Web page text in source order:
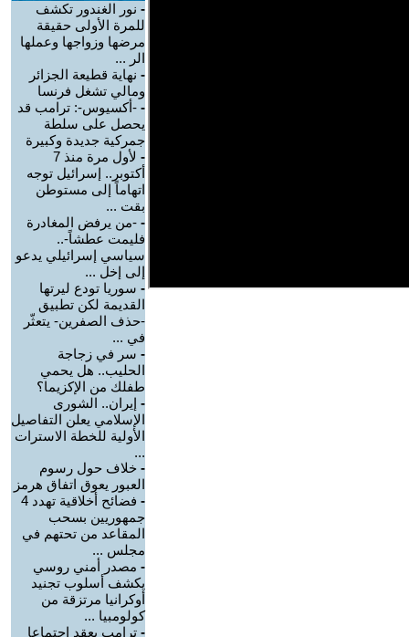
- نور الغندور تكشف
للمرة الأولى حقيقة
مرضها وزواجها وعملها
الر ...
- نهاية قطيعة الجزائر
ومالي تشغل فرنسا
- -أكسيوس-: ترامب قد
يحصل على سلطة
جمركية جديدة وكبيرة
-
لأول مرة منذ 7
أكتوبر.. إسرائيل توجه
اتهاماً إلى مستوطن
بقت ...
- -من يرفض المغادرة
فليمت عطشاً-..
سياسي إسرائيلي يدعو
إلى إخل ...
- سوريا تودع ليرتها
القديمة لكن تطبيق
-حذف الصفرين- يتعثّر
في ...
- سر في زجاجة
الحليب.. هل يحمي
طفلك من الإكزيما؟
- إيران.. الشورى
الإسلامي يعلن التفاصيل
الأولية للخطة الاسترات
...
- خلاف حول رسوم
العبور يعوق اتفاق هرمز
-
فضائح أخلاقية تهدد 4
جمهوريين بسحب
المقاعد من تحتهم في
مجلس ...
- مصدر أمني روسي
يكشف أسلوب تجنيد
أوكرانيا مرتزقة من
كولومبيا ...
- ترامب يعقد اجتماعا